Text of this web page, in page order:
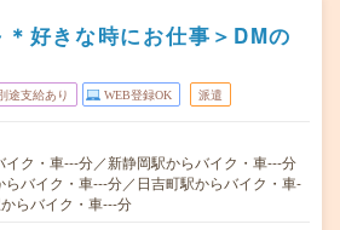
好きな時にお仕事＞DMの
途支給あり WEB登録OK 派遣
イク・車---分／新静岡駅からバイク・車---分
らバイク・車---分／日吉町駅からバイク・車-
らバイク・車---分